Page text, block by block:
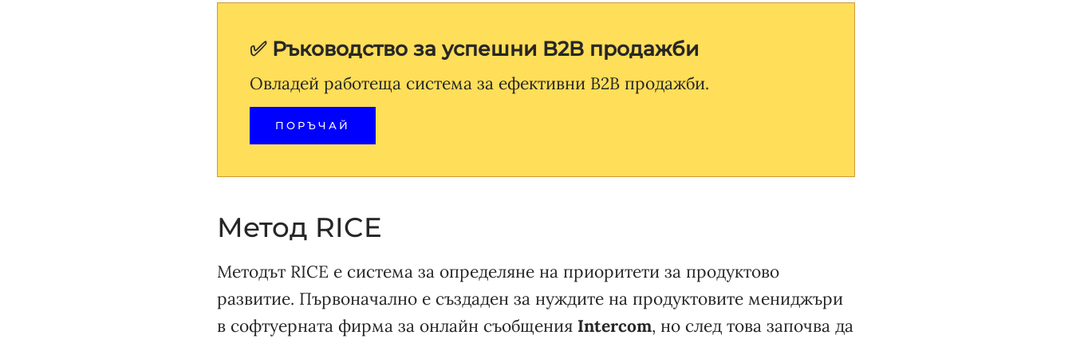
✅ Ръководство за успешни B2B продажби
Овладей работеща система за ефективни B2B продажби.
ПОРЪЧАЙ
Метод RICE
Методът RICE е система за определяне на приоритети за продуктово
развитие. Първоначално е създаден за нуждите на продуктовите мениджъри
в софтуерната фирма за онлайн съобщения Intercom, но след това започва да